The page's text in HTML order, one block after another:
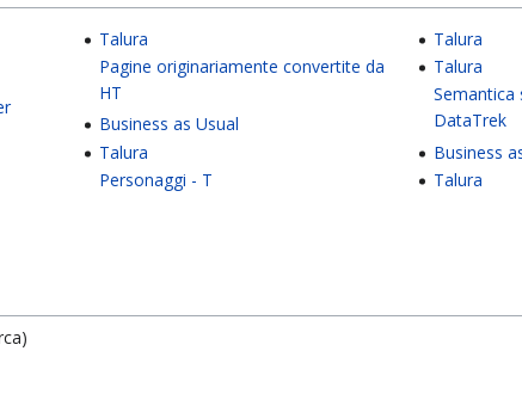
Talura
Pagine originariamente convertite da
HT
Business as Usual
Talura
Personaggi - T
Talura
Talura
Semantica
DataTrek
Business
Talura